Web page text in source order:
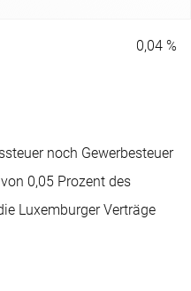
0,04 %
noch Gewerbesteuer
0,05 Prozent des
Luxemburger Verträge